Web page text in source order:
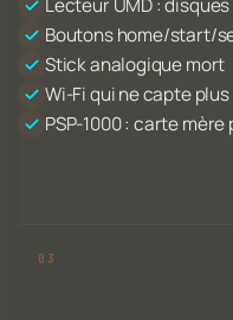
Lecteur UMD :
Boutons home/start/
Stick analogique mort
Wi-Fi qui ne capte plus
PSP-1000 : carte